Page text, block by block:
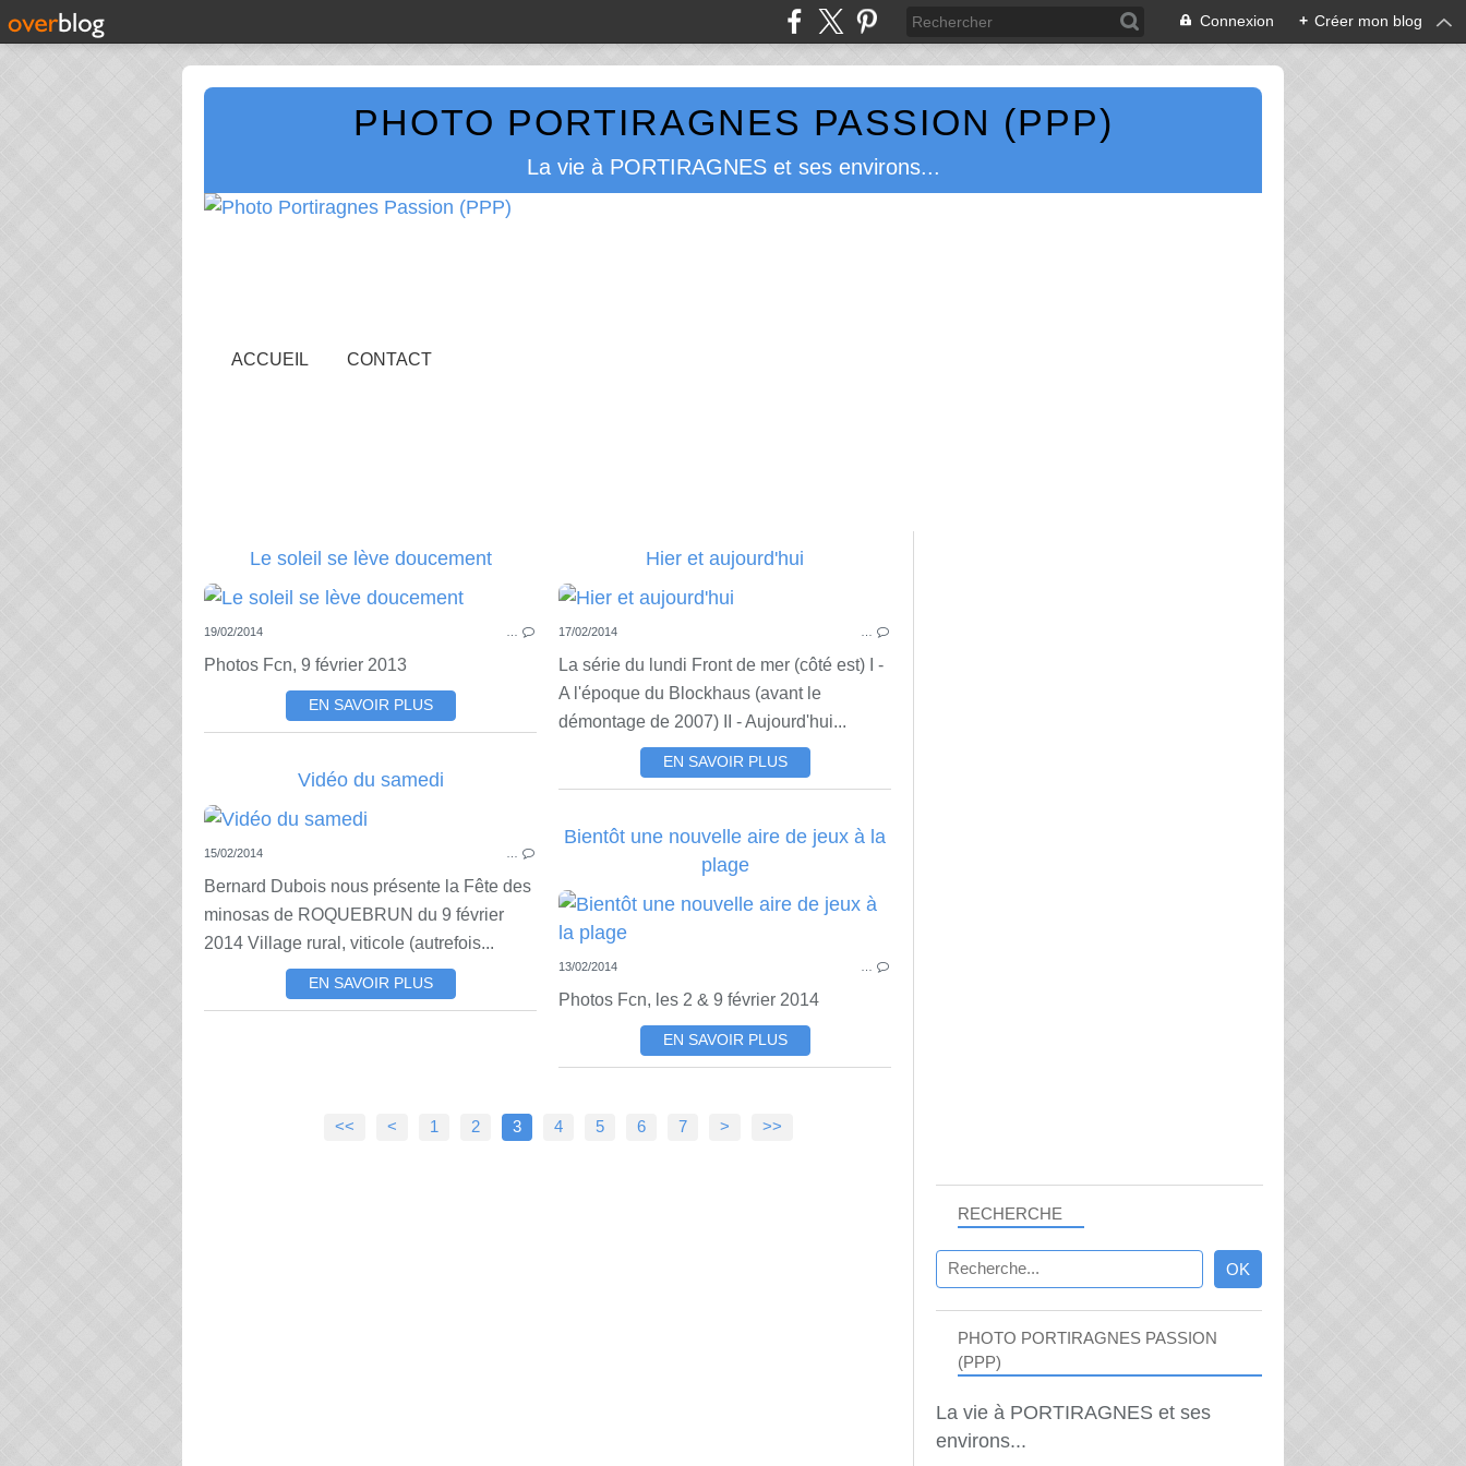
Connexion + Créer mon blog
PHOTO PORTIRAGNES PASSION (PPP)
La vie à PORTIRAGNES et ses environs...
ACCUEIL CONTACT
Le soleil se lève doucement
19/02/2014
Photos Fcn, 9 février 2013
EN SAVOIR PLUS
Hier et aujourd'hui
17/02/2014
La série du lundi Front de mer (côté est) I -
A l'époque du Blockhaus (avant le
démontage de 2007) II - Aujourd'hui...
EN SAVOIR PLUS
Vidéo du samedi
VIDÉOS
15/02/2014
Bernard Dubois nous présente la Fête des
minosas de ROQUEBRUN du 9 février
2014 Village rural, viticole (autrefois...
EN SAVOIR PLUS
Bientôt une nouvelle aire de jeux à la
plage
13/02/2014
Photos Fcn, les 2 & 9 février 2014
EN SAVOIR PLUS
<< < 1 2 3 4 5 6 7 > >>
RECHERCHE
PHOTO PORTIRAGNES PASSION
(PPP)
La vie à PORTIRAGNES et ses
environs...